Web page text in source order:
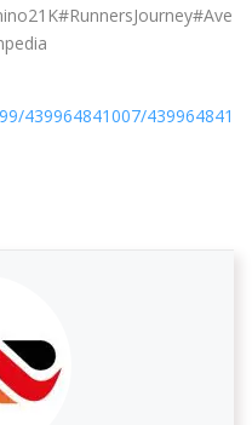
439964841007/439964841